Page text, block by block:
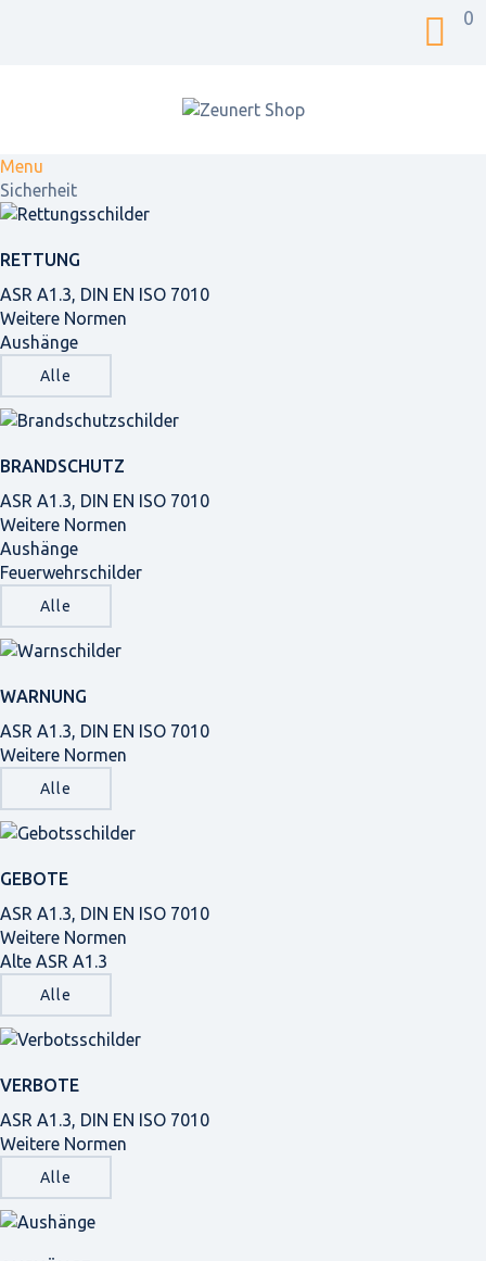
0
Menu
Sicherheit
RETTUNG
ASR A1.3, DIN EN ISO 7010
Weitere Normen
Aushänge
Alle
BRANDSCHUTZ
ASR A1.3, DIN EN ISO 7010
Weitere Normen
Aushänge
Feuerwehrschilder
Alle
WARNUNG
ASR A1.3, DIN EN ISO 7010
Weitere Normen
Alle
GEBOTE
ASR A1.3, DIN EN ISO 7010
Weitere Normen
Alte ASR A1.3
Alle
VERBOTE
ASR A1.3, DIN EN ISO 7010
Weitere Normen
Alle